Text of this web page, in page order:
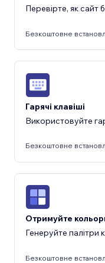
Перевірте, як сайт
Безкоштовне
Гарячі клавіші
Використовуйте
Безкоштовне
Отримуйте
Генеруйте палітри
Безкоштовне